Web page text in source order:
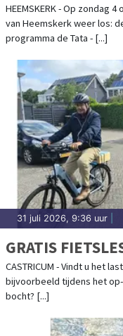
HEEMSKERK - Op
van Heemskerk weer los:
programma de Tata - [...]
31 juli 2026, 9:36 uur
GRATIS
CASTRICUM - Vindt u het
bijvoorbeeld tijdens het
bocht? [...]